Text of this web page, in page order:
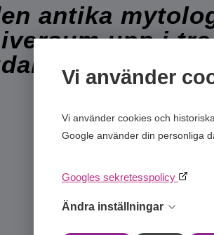
Vi använder
Vi använder cookies och
Google använder din personliga
Googles sekretesspolicy
Ändra inställningar
antika
upp i